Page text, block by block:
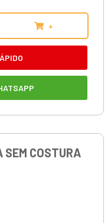
+
SEM COSTURA